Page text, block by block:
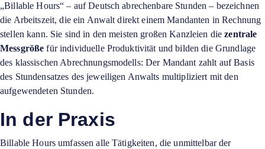
„Billable Hours“ – auf Deutsch abrechenbare Stunden – bezeichnen
die Arbeitszeit, die ein Anwalt direkt einem Mandanten in Rechnung
stellen kann. Sie sind in den meisten großen Kanzleien diezentrale
Messgröße für individuelle Produktivität und bilden die Grundlage
des klassischen Abrechnungsmodells: Der Mandant zahlt auf Basis
des Stundensatzes des jeweiligen Anwalts multipliziert mit den
aufgewendeten Stunden.
In der Praxis
Billable Hours umfassen alle Tätigkeiten, die unmittelbar der